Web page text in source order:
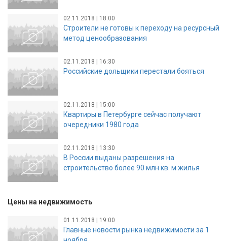
02.11.2018 | 18:00
Строители не готовы к переходу на ресурсный
метод ценообразования
02.11.2018 | 16:30
Российские дольщики перестали бояться
02.11.2018 | 15:00
Квартиры в Петербурге сейчас получают
очередники 1980 года
02.11.2018 | 13:30
В России выданы разрешения на
строительство более 90 млн кв. м жилья
Цены на недвижимость
01.11.2018 | 19:00
Главные новости рынка недвижимости за 1